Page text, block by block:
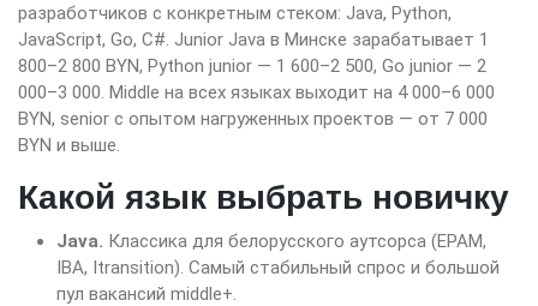
разработчиков с конкретным стеком: Java, Python,
JavaScript, Go, C#. Junior Java в Минске зарабатывает 1
800–2 800 BYN, Python junior — 1 600–2 500, Go junior — 2
000–3 000. Middle на всех языках выходит на 4 000–6 000
BYN, senior с опытом нагруженных проектов — от 7 000
BYN и выше.
Какой язык выбрать новичку
Java. Классика для белорусского аутсорса (EPAM,
IBA, Itransition). Самый стабильный спрос и большой
пул вакансий middle+.